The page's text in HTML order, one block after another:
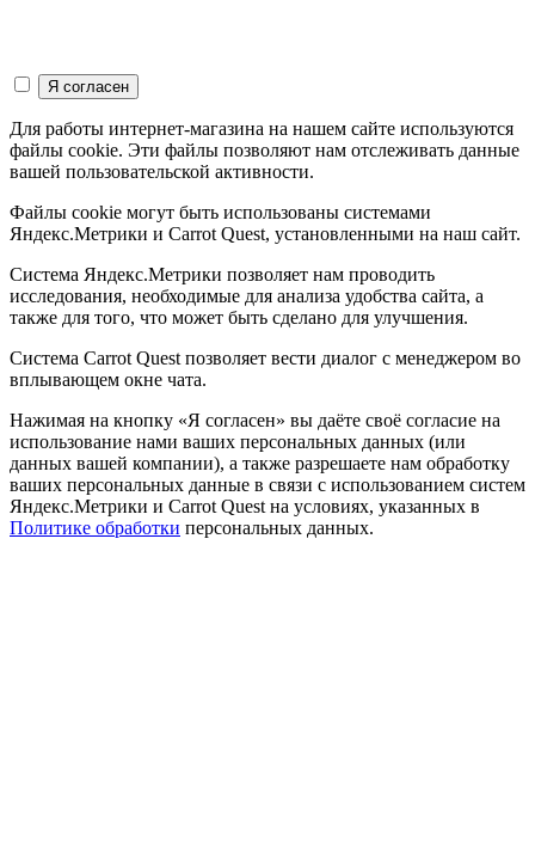
Для работы интернет-магазина на нашем сайте используются
файлы cookie. Эти файлы позволяют нам отслеживать данные
вашей пользовательской активности.
Файлы cookie могут быть использованы системами
Яндекс.Метрики и Carrot Quest, установленными на наш сайт.
Система Яндекс.Метрики позволяет нам проводить
исследования, необходимые для анализа удобства сайта, а
также для того, что может быть сделано для улучшения.
Система Carrot Quest позволяет вести диалог с менеджером во
вплывающем окне чата.
Нажимая на кнопку «Я согласен» вы даёте своё согласие на
использование нами ваших персональных данных (или
данных вашей компании), а также разрешаете нам обработку
ваших персональных данные в связи с использованием систем
Яндекс.Метрики и Carrot Quest на условиях, указанных в
Политике обработки персональных данных.